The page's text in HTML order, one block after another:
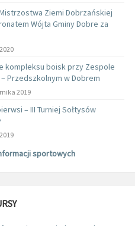
Ziemi Dobrzańskiej
Wójta Gminy Dobre za
kompleksu boisk przy Zespole
Przedszkolnym w Dobrem
2019
– III Turniej Sołtysów
sportowych